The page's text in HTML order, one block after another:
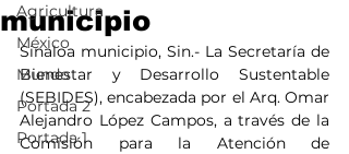
Agricultura
México
Mundo
Portada 2
Portada 1
municipio
Sinaloa municipio, Sin.- La Secretaría de
Bienestar y Desarrollo Sustentable
(SEBIDES), encabezada por el Arq. Omar
Alejandro López Campos, a través de la
Comisión para la Atención de